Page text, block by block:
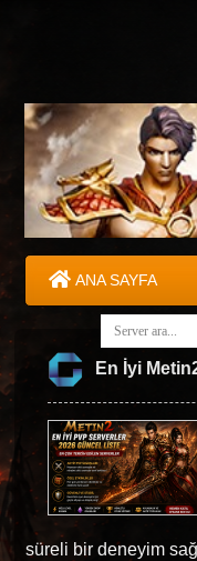
ANA SAYFA
En İyi
süreli bir deneyim